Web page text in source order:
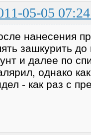
05-05
нанесения
зашкурить
и далее по
однако
- как раз с